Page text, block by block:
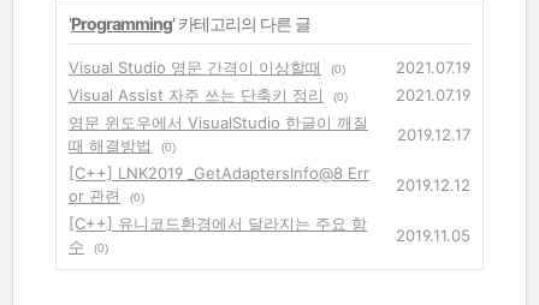
'Programming' 카테고리의 다른 글
Visual Studio 영문 간격이 이상할때 (0)
2021.07.19
Visual Assist 자주 쓰는 단축키 정리
(0)
2021.07.19
영문 윈도우에서 VisualStudio 한글이 깨질
때 해결방법
(0)
2019.12.17
[C++] LNK2019 _GetAdaptersInfo@8 Err
or 관련
(0)
2019.12.12
[C++] 유니코드환경에서 달라지는 주요 함
수
(0)
2019.11.05